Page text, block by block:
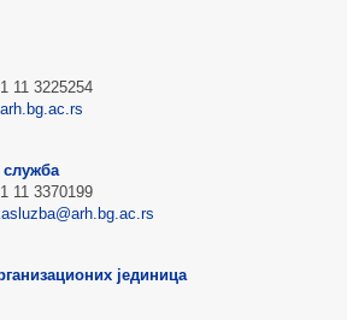
11 3225254
служба
11 3370199
јединица